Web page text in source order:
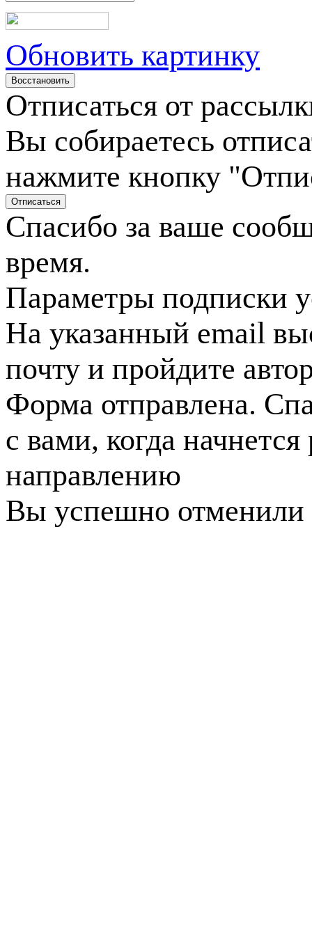
Обновить картинку
Отписаться от
Вы собираетесь
нажмите кнопку
Спасибо за ваше
время.
Параметры подписки
На указанный email
почту и пройдите
Форма отправлена.
с вами, когда
направлению
Вы успешно отменили